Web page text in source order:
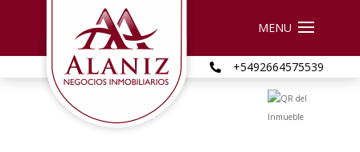
 +5492664575539